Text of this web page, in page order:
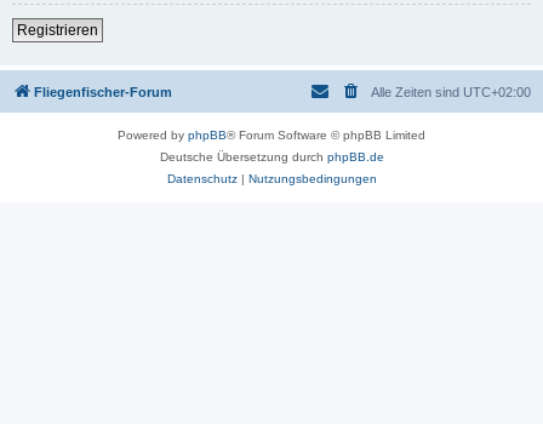
Registrieren
Fliegenfischer-Forum Alle Zeiten sind UTC+02:00
Powered by phpBB® Forum Software © phpBB Limited
Deutsche Übersetzung durch phpBB.de
Datenschutz| Nutzungsbedingungen